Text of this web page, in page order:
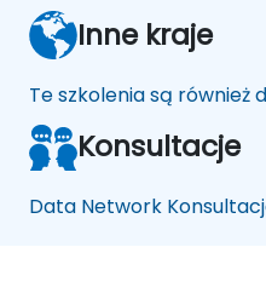
Inne kraje
Te szkolenia są
Konsultacje
Data Network